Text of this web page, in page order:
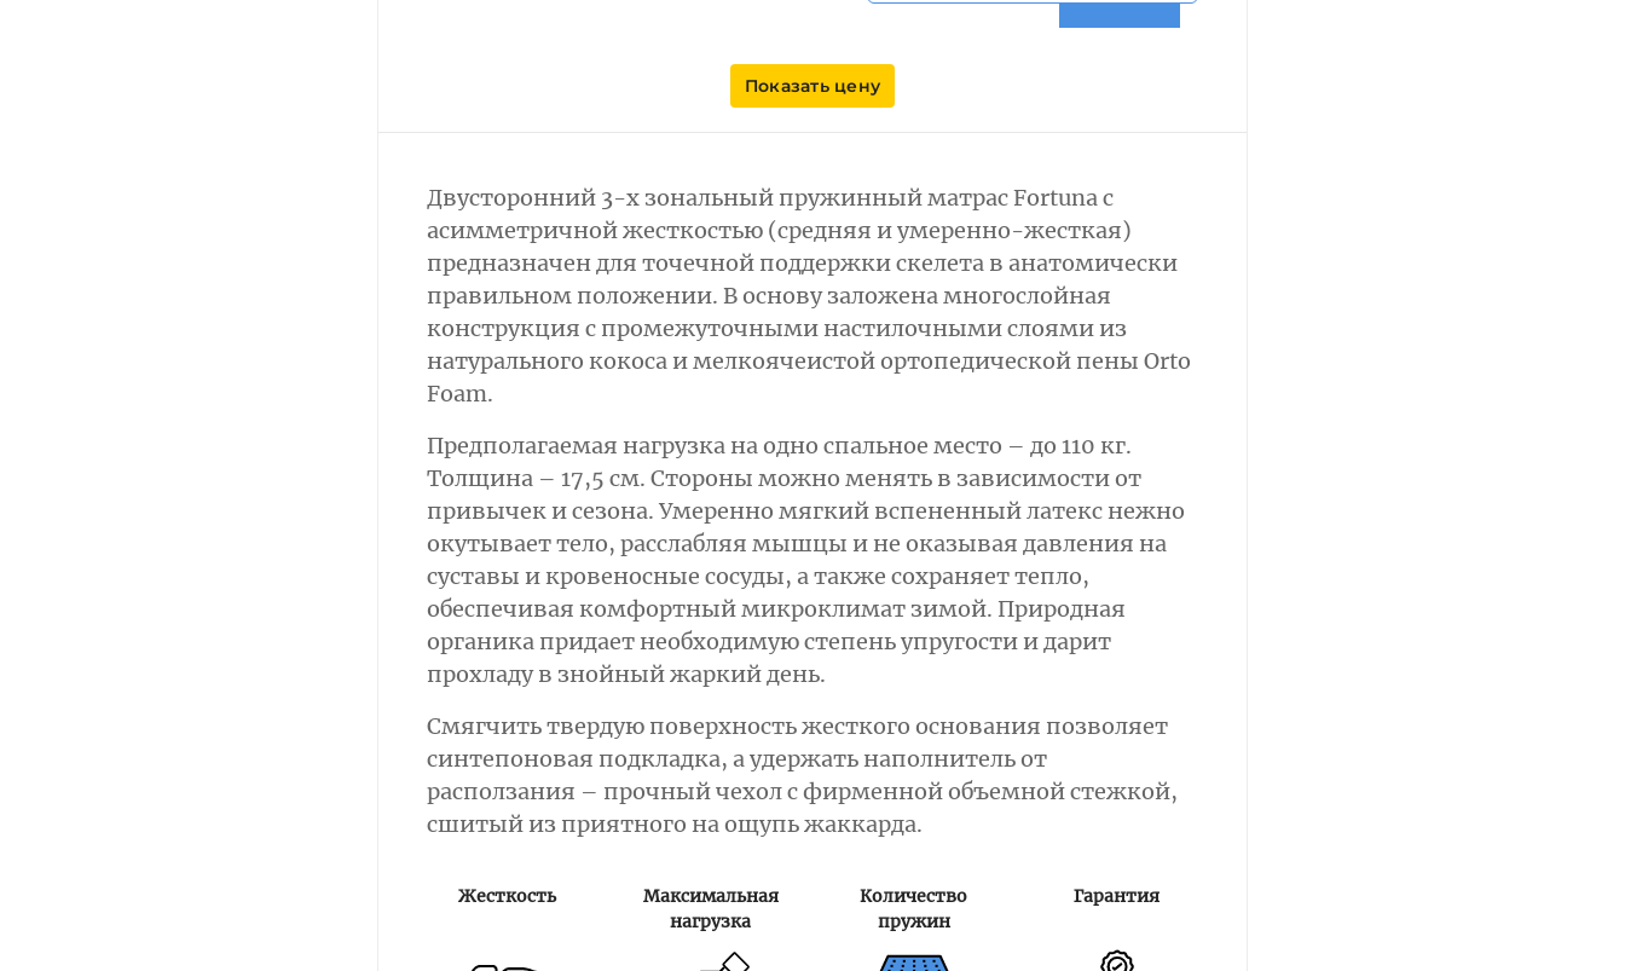
Показать цену
Двусторонний 3-х зональный пружинный матрас Fortuna с
асимметричной жесткостью (средняя и умеренно-жесткая)
предназначен для точечной поддержки скелета в анатомически
правильном положении. В основу заложена многослойная
конструкция с промежуточными настилочными слоями из
натурального кокоса и мелкоячеистой ортопедической пены Orto
Foam.
Предполагаемая нагрузка на одно спальное место – до 110 кг.
Толщина – 17,5 см. Стороны можно менять в зависимости от
привычек и сезона. Умеренно мягкий вспененный латекс нежно
окутывает тело, расслабляя мышцы и не оказывая давления на
суставы и кровеносные сосуды, а также сохраняет тепло,
обеспечивая комфортный микроклимат зимой. Природная
органика придает необходимую степень упругости и дарит
прохладу в знойный жаркий день.
Смягчить твердую поверхность жесткого основания позволяет
синтепоновая подкладка, а удержать наполнитель от
расползания – прочный чехол с фирменной объемной стежкой,
сшитый из приятного на ощупь жаккарда.
Жесткость
Максимальная
нагрузка
Количество
пружин
Гарантия